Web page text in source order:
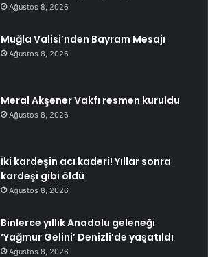
Ağustos 8, 2026
Muğla Valisi’nden Bayram Mesajı
Ağustos 8, 2026
Meral Akşener Vakfı resmen kuruldu
Ağustos 8, 2026
İki kardeşin acı kaderi! Yıllar sonra
kardeşi gibi öldü
Ağustos 8, 2026
Binlerce yıllık Anadolu geleneği
‘Yağmur Gelini’ Denizli’de yaşatıldı
Ağustos 8, 2026